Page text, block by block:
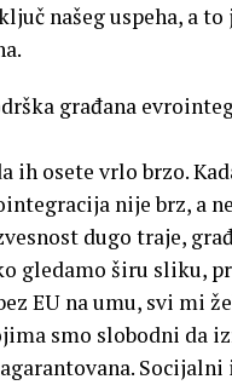
našeg uspeha, a
građana
ih osete vrlo brzo.
nije brz, a
dugo traje,
gledamo širu sliku,
EU na umu, svi mi
smo slobodni da